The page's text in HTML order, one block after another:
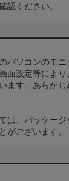
認ください。
パソコンのモ
面設定等によ
ます。あらかじ
は、パッケー
がございます。